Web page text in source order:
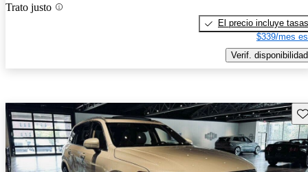
Trato justo
El precio incluye tasas
$339/mes
Verif. disponibilidad